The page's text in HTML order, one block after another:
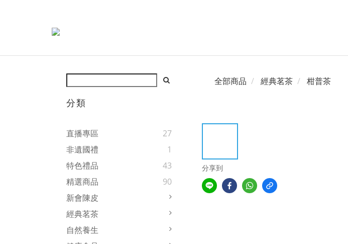
分類
直播專區
27
非遺國禮
1
特色禮品
43
精選商品
90
新會陳皮
經典茗茶
自然養生
全部商品 經典茗茶 柑普茶
分享到